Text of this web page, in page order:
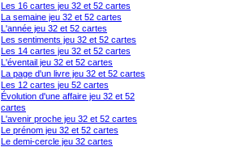
Les 16 cartes jeu 32 et 52 cartes
La semaine jeu 32 et 52 cartes
L'année jeu 32 et 52 cartes
Les sentiments jeu 32 et 52 cartes
Les 14 cartes jeu 32 et 52 cartes
L'éventail jeu 32 et 52 cartes
La page d'un livre jeu 32 et 52 cartes
Les 12 cartes jeu 52 cartes
Évolution d'une affaire jeu 32 et 52
cartes
L'avenir proche jeu 32 et 52 cartes
Le prénom jeu 32 et 52 cartes
Le demi-cercle jeu 32 cartes